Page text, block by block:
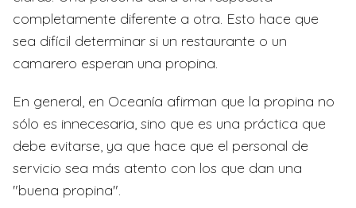
completamente diferente a otra. Esto hace que
sea difícil determinar si un restaurante o un
camarero esperan una propina.
En general, en Oceanía afirman que la propina no
sólo es innecesaria, sino que es una práctica que
debe evitarse, ya que hace que el personal de
servicio sea más atento con los que dan una
"buena propina".